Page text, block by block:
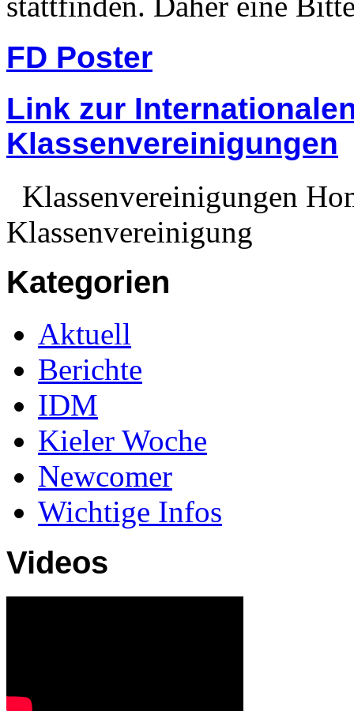
FD Poster
Link zur
Klassenvereinigungen
Klassenvereinigungen
Klassenvereinigung
Kategorien
Aktuell
Berichte
IDM
Kieler Woche
Newcomer
Wichtige Infos
Videos